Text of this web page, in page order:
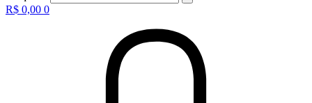
R$ 0,00 0